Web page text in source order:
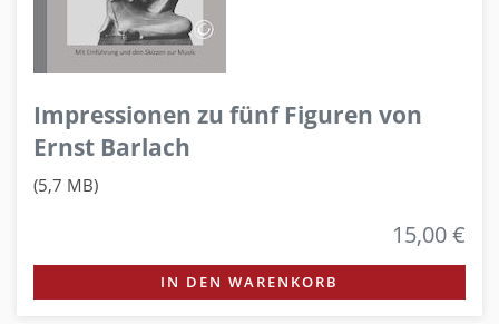
Impressionen zu fünf Figuren von
Ernst Barlach
(5,7 MB)
15,00 €
IN DEN WARENKORB